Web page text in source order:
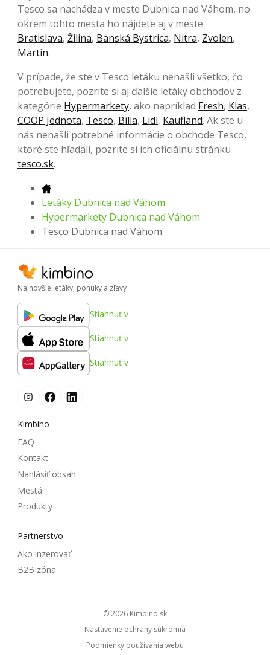
Tesco sa nachádza v meste Dubnica nad Váhom, no
okrem tohto mesta ho nájdete aj v meste
Bratislava, Žilina, Banská Bystrica, Nitra, Zvolen,
Martin.
V prípade, že ste v Tesco letáku nenašli všetko, čo
potrebujete, pozrite si aj ďalšie letáky obchodov z
kategórie Hypermarkety, ako napríklad Fresh, Klas,
COOP Jednota, Tesco, Billa, Lidl, Kaufland. Ak ste u
nás nenašli potrebné informácie o obchode Tesco,
ktoré ste hľadali, pozrite si ich oficiálnu stránku
tesco.sk.
Letáky Dubnica nad Váhom
Hypermarkety Dubnica nad Váhom
Tesco Dubnica nad Váhom
Najnovšie letáky, ponuky a zľavy
Stiahnuť v
Stiahnuť v
Stiahnuť v
Kimbino
FAQ
Kontakt
Nahlásiť obsah
Mestá
Produkty
Partnerstvo
Ako inzerovať
B2B zóna
© 2026
kimbino.sk
Nastavenie ochrany súkromia
Podmienky používania webu